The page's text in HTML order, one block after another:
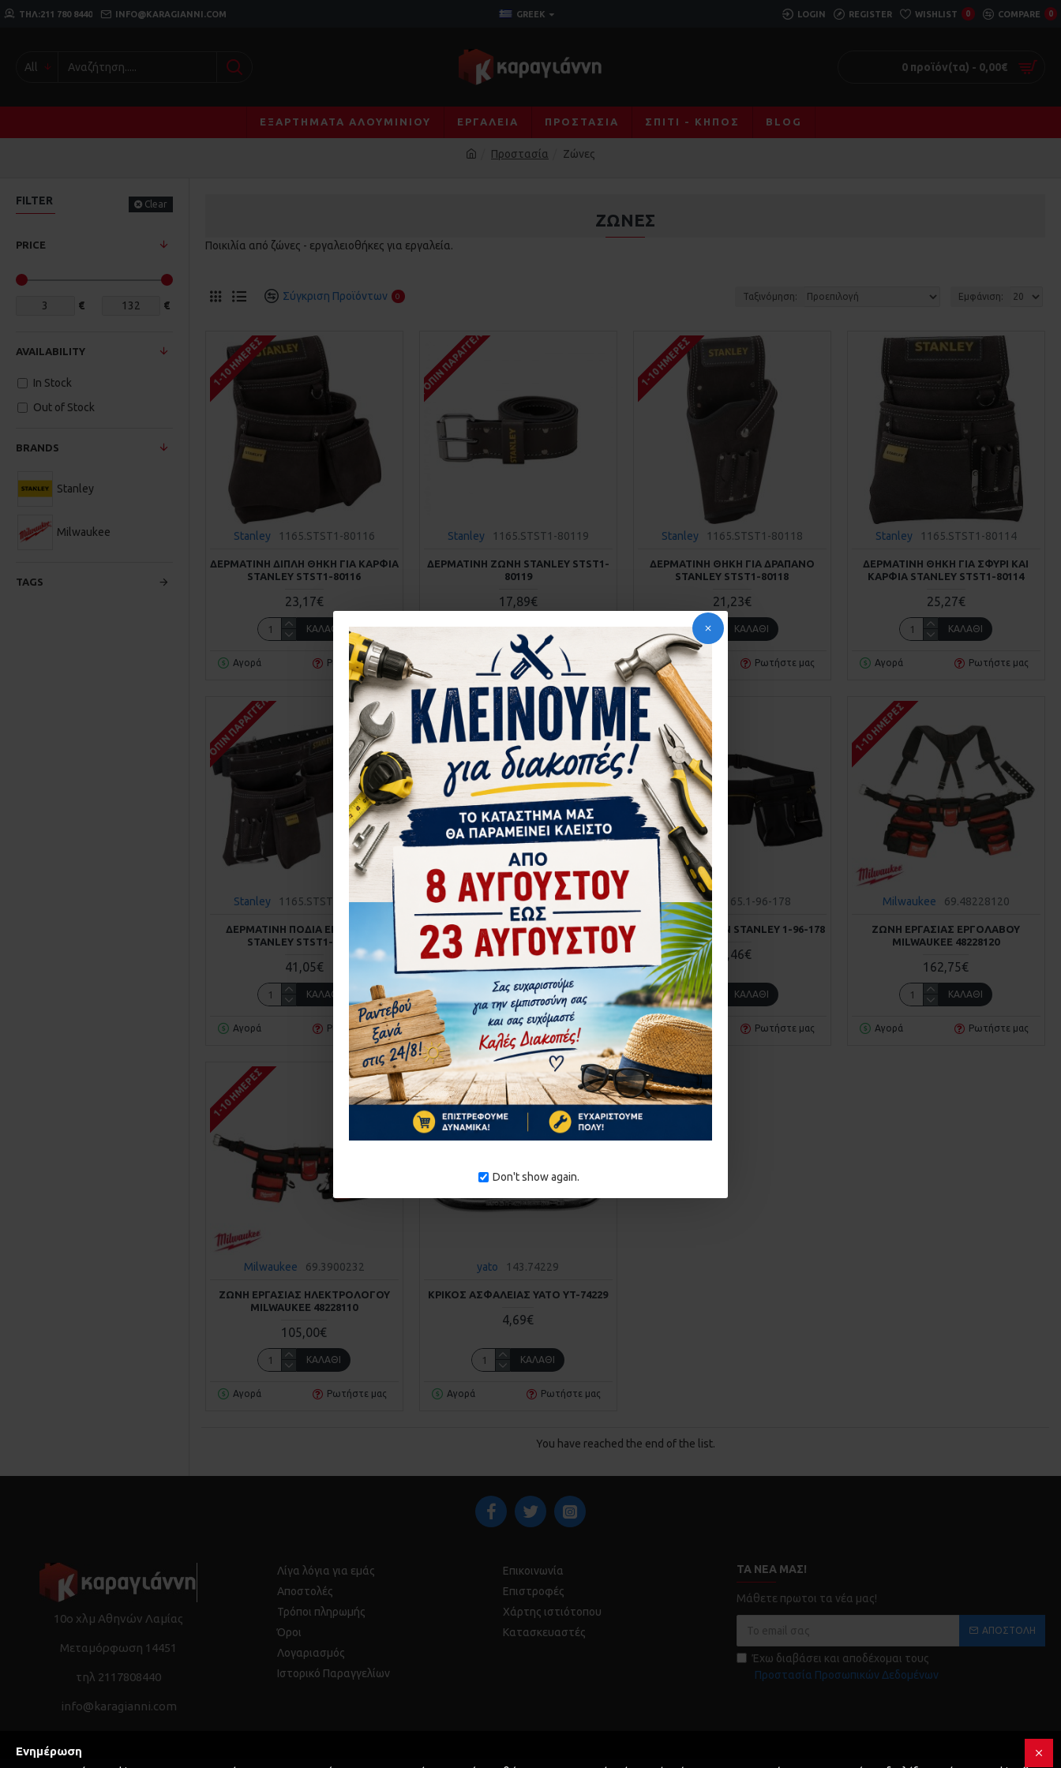
Don't show again.
ΤΗΛ:211 780 8440 INFO@KARAGIANNI.COM GREEK LOGIN REGISTER WISHLIST 0 COMPARE 0
All 0 προϊόν(τα) - 0,00€
ΕΞΑΡΤΉΜΑΤΑ ΑΛΟΥΜΙΝΊΟΥ ΕΡΓΑΛΕΊΑ ΠΡΟΣΤΑΣΊΑ ΣΠΊΤΙ - ΚΉΠΟΣ BLOG
Προστασία Ζώνες
FILTER Clear
PRICE
€ €
BRANDS
Stanley
Milwaukee
TAGS
AVAILABILITY
In Stock
Out of Stock
ΖΏΝΕΣ
Ποικιλία από ζώνες - εργαλειοθήκες για εργαλεία.
Σύγκριση Προϊόντων 0 Ταξινόμηση: Εμφάνιση:
1-10 ΗΜΈΡΕΣ
Stanley 1165.STST1-80116
ΔΕΡΜΑΤΙΝΗ ΔΙΠΛΗ ΘΗΚΗ ΓΙΑ ΚΑΡΦΙΑ
STANLEY STST1-80116
23,17€
ΚΑΛΆΘΙ
Αγορά Ρωτήστε μας
ΚΑΤΌΠΙΝ ΠΑΡΑΓΓΕΛΊΑΣ
Stanley 1165.STST1-80119
ΔΕΡΜΑΤΙΝΗ ΖΩΝΗ STANLEY STST1-
80119
17,89€
ΚΑΛΆΘΙ
Ρωτήστε μας
1-10 ΗΜΈΡΕΣ
Stanley 1165.STST1-80118
ΔΕΡΜΑΤΙΝΗ ΘΗΚΗ ΓΙΑ ΔΡΑΠΑΝΟ
STANLEY STST1-80118
21,23€
ΚΑΛΆΘΙ
Αγορά Ρωτήστε μας
Stanley 1165.STST1-80114
ΔΕΡΜΑΤΙΝΗ ΘΗΚΗ ΓΙΑ ΣΦΥΡΙ ΚΑΙ
ΚΑΡΦΙΑ STANLEY STST1-80114
25,27€
ΚΑΛΆΘΙ
Αγορά Ρωτήστε μας
ΚΑΤΌΠΙΝ ΠΑΡΑΓΓΕΛΊΑΣ
Stanley 1165.STST1-80113
ΔΕΡΜΑΤΙΝΗ ΠΟΔΙΑ ΕΡΓΑΛΕΙΩΝ
STANLEY STST1-80113
41,05€
ΚΑΛΆΘΙ
Αγορά Ρωτήστε μας
1-10 ΗΜΈΡΕΣ
Milwaukee 69.48228145
ΕΞΑΡΤΗΣΗ ΕΡΓΟΛΑΒΟΥ MILWAUKEE
48228145
35,44€
ΚΑΛΆΘΙ
Αγορά Ρωτήστε μας
ΚΑΤΌΠΙΝ ΠΑΡΑΓΓΕΛΊΑΣ
Stanley 1165.1-96-178
ΖΩΝΗ ΕΡΓΑΛΕΙΩΝ STANLEY 1-96-178
19,46€
ΚΑΛΆΘΙ
Αγορά Ρωτήστε μας
1-10 ΗΜΈΡΕΣ
Milwaukee 69.48228120
ΖΩΝΗ ΕΡΓΑΣΙΑΣ ΕΡΓΟΛΑΒΟΥ
MILWAUKEE 48228120
162,75€
ΚΑΛΆΘΙ
Αγορά Ρωτήστε μας
1-10 ΗΜΈΡΕΣ
Milwaukee 69.3900232
ΖΩΝΗ ΕΡΓΑΣΙΑΣ ΗΛΕΚΤΡΟΛΟΓΟΥ
MILWAUKEE 48228110
105,00€
ΚΑΛΆΘΙ
Αγορά Ρωτήστε μας
1-10 ΗΜΈΡΕΣ
yato 143.74229
ΚΡΙΚΟΣ ΑΣΦΑΛΕΙΑΣ YATO YT-74229
4,69€
ΚΑΛΆΘΙ
Αγορά Ρωτήστε μας
You have reached the end of the list.
10ο χλμ Αθηνών Λαμίας
Μεταμόρφωση 14451
τηλ 2117808440
info@karagianni.com
Λίγα λόγια για εμάς
Αποστολές
Τρόποι πληρωμής
Όροι
Λογαριασμός
Ιστορικό Παραγγελίων
Επικοινωνία
Επιστροφές
Χάρτης ιστιότοπου
Κατασκευαστές
ΤΑ ΝΈΑ ΜΑΣ!
Μάθετε πρωτοι τα νέα μας!
ΑΠΟΣΤΟΛΉ
Έχω διαβάσει και αποδέχομαι τους
Προστασία Προσωπικών Δεδομένων
Ενημέρωση